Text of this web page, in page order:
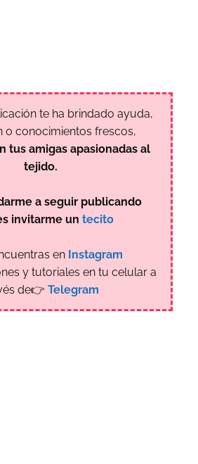
te ha brindado ayuda,
o conocimientos frescos,
tus amigas apasionadas al
tejido.
a seguir publicando
invitarme un tecito
en Instagram
y tutoriales en tu celular a
de👉 Telegram